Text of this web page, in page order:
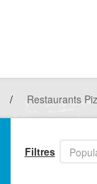
/ Restaurants
Filtres